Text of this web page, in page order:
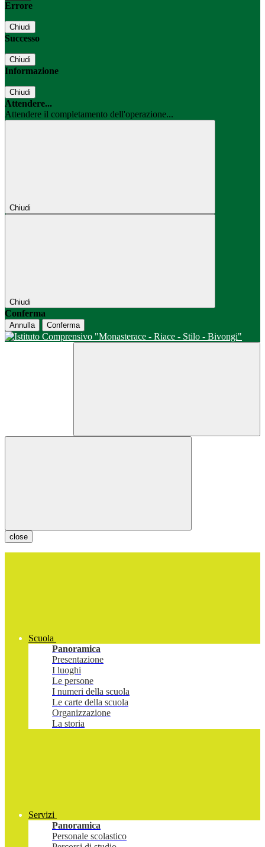
Errore
Chiudi
Successo
Chiudi
Informazione
Chiudi
Attendere...
Attendere il completamento dell'operazione...
Chiudi
Chiudi
Conferma
Annulla Conferma
close
Scuola
Panoramica
Presentazione
I luoghi
Le persone
I numeri della scuola
Le carte della scuola
Organizzazione
La storia
Servizi
Panoramica
Personale scolastico